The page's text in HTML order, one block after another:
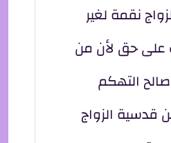
نقمة لغير
على حق لأن من
التهكم
قدسية الزواج